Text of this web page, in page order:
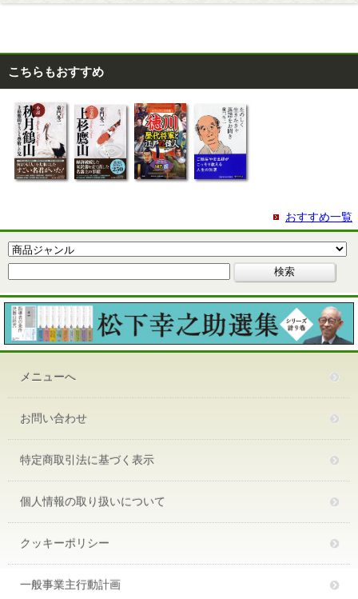
こちらもおすすめ
おすすめ一覧
メニューへ
お問い合わせ
特定商取引法に基づく表示
個人情報の取り扱いについて
クッキーポリシー
一般事業主行動計画